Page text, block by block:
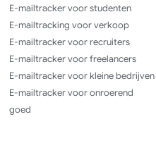
E-mailtracker voor studenten
E-mailtracking voor verkoop
E-mailtracker voor recruiters
E-mailtracker voor freelancers
E-mailtracker voor kleine bedrijven
E-mailtracker voor onroerend
goed